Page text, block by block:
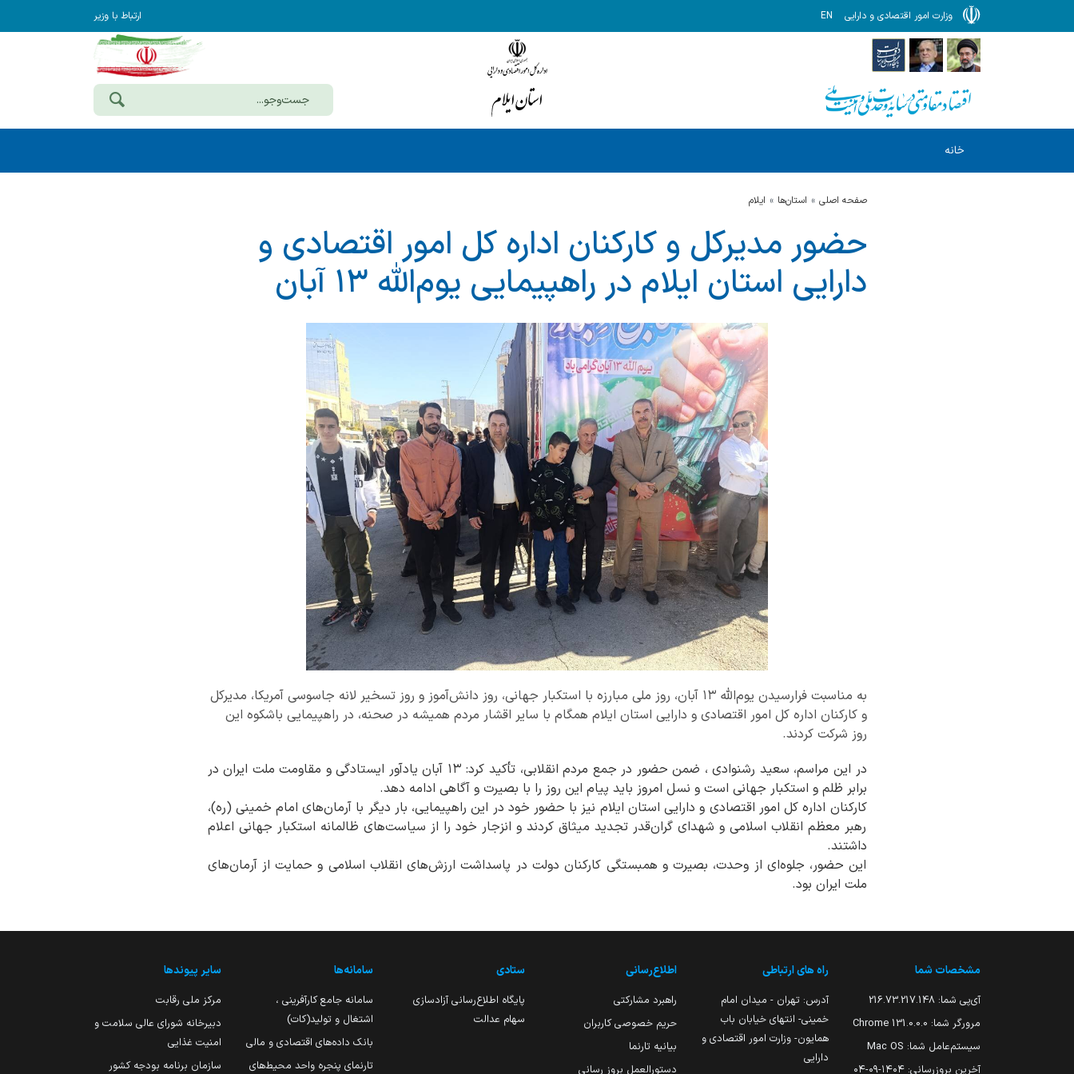
وزارت امور اقتصادی و دارایی EN ارتباط با وزیر
خانه
صفحه اصلی استان‌ها ایلام
حضور مدیرکل و کارکنان اداره کل امور اقتصادی و
دارایی استان ایلام در راهپیمایی یوم‌الله ۱۳ آبان
به مناسبت فرارسیدن یوم‌الله ۱۳ آبان، روز ملی مبارزه با استکبار جهانی، روز دانش‌آموز و روز تسخیر لانه جاسوسی آمریکا، مدیرکل
و کارکنان اداره کل امور اقتصادی و دارایی استان ایلام همگام با سایر اقشار مردم همیشه در صحنه، در راهپیمایی باشکوه این
روز شرکت کردند.
در این مراسم، سعید رشنوادی ، ضمن حضور در جمع مردم انقلابی، تأکید کرد: ۱۳ آبان یادآور ایستادگی و مقاومت ملت ایران در
برابر ظلم و استکبار جهانی است و نسل امروز باید پیام این روز را با بصیرت و آگاهی ادامه دهد.
کارکنان اداره کل امور اقتصادی و دارایی استان ایلام نیز با حضور خود در این راهپیمایی، بار دیگر با آرمان‌های امام خمینی (ره)،
رهبر معظم انقلاب اسلامی و شهدای گران‌قدر تجدید میثاق کردند و انزجار خود را از سیاست‌های ظالمانه استکبار جهانی اعلام
داشتند.
این حضور، جلوه‌ای از وحدت، بصیرت و همبستگی کارکنان دولت در پاسداشت ارزش‌های انقلاب اسلامی و حمایت از آرمان‌های
ملت ایران بود.
مشخصات شما
آی‌پی شما: 216.73.217.148
مرورگر شما: 131.0.0.0 Chrome
سیستم‌عامل شما: Mac OS
آخرین بروزرسانی: ۱۴۰۴-۰۹-۰۴
راه های ارتباطی
آدرس: تهران - میدان امام
خمینی- انتهای خیابان باب
همایون- وزارت امور اقتصادی و
دارایی
اطلاع‌رسانی
راهبرد مشارکتی
حریم خصوصی کاربران
بیانیه تارنما
دستورالعمل بروز رسانی
ستادی
پایگاه اطلاع‌رسانی آزادسازی
سهام عدالت
سامانه‌ها
سامانه جامع کارآفرینی ،
اشتغال و تولید(کات)
بانک داده‌های اقتصادی و مالی
تارنمای پنجره واحد محیط‌های
سایر پیوندها
مرکز ملی رقابت
دبیرخانه شورای عالی سلامت و
امنیت غذایی
سازمان برنامه بودجه کشور